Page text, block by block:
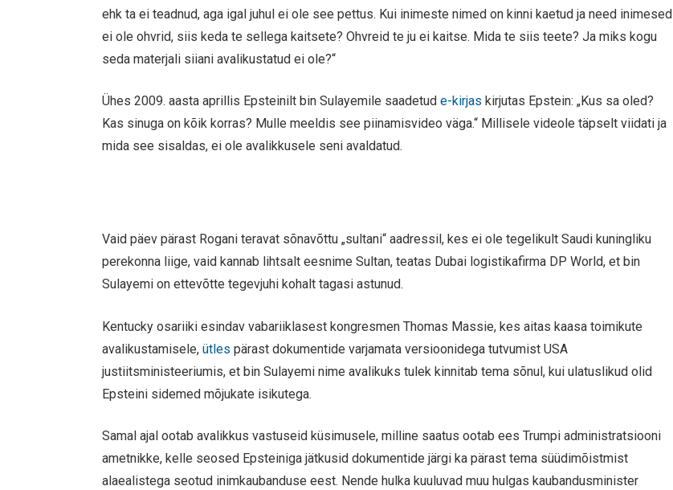
ehk ta ei teadnud, aga igal juhul ei ole see pettus. Kui inimeste nimed on kinni kaetud ja need inimesed
ei ole ohvrid, siis keda te sellega kaitsete? Ohvreid te ju ei kaitse. Mida te siis teete? Ja miks kogu
seda materjali siiani avalikustatud ei ole?“
Ühes 2009. aasta aprillis Epsteinilt bin Sulayemile saadetude-kirjas kirjutas Epstein: „Kus sa oled?
Kas sinuga on kõik korras? Mulle meeldis see piinamisvideo väga.“ Millisele videole täpselt viidati ja
mida see sisaldas, ei ole avalikkusele seni avaldatud.
Vaid päev pärast Rogani teravat sõnavõttu „sultani“ aadressil, kes ei ole tegelikult Saudi kuningliku
perekonna liige, vaid kannab lihtsalt eesnime Sultan, teatas Dubai logistikafirma DP World, et bin
Sulayemi on ettevõtte tegevjuhi kohalt tagasi astunud.
Kentucky osariiki esindav vabariiklasest kongresmen Thomas Massie, kes aitas kaasa toimikute
avalikustamisele,ütlespärast dokumentide varjamata versioonidega tutvumist USA
justiitsministeeriumis, et bin Sulayemi nime avalikuks tulek kinnitab tema sõnul, kui ulatuslikud olid
Epsteini sidemed mõjukate isikutega.
Samal ajal ootab avalikkus vastuseid küsimusele, milline saatus ootab ees Trumpi administratsiooni
ametnikke, kelle seosed Epsteiniga jätkusid dokumentide järgi ka pärast tema süüdimõistmist
alaealistega seotud inimkaubanduse eest. Nende hulka kuuluvad muu hulgas kaubandusminister